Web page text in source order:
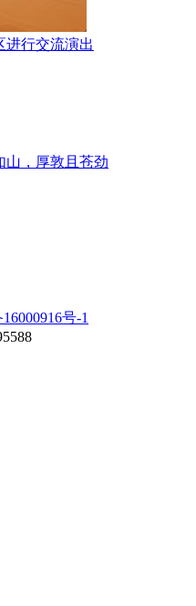
进行交流演出
山，厚敦且苍劲
号-1